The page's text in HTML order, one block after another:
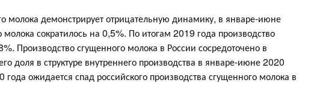
молока демонстрирует отрицательную динамику, в январе-июне
сократилось на 0,5%. По итогам 2019 года производство
Производство сгущенного молока в России сосредоточено в
доля в структуре внутреннего производства в январе-июне 2020
ожидается спад российского производства сгущенного молока в